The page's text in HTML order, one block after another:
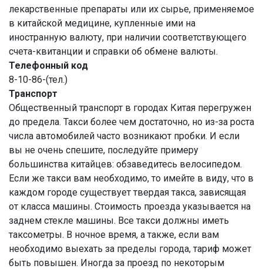
лекарственные препараты или их сырье, применяемое
в китайской медицине, купленные ими на
иностранную валюту, при наличии соответствующего
счета-квитанции и справки об обмене валюты.
Телефонный код
8-10-86-(тел.)
Транспорт
Общественный транспорт в городах Китая перегружен
до предела. Такси более чем достаточно, но из-за роста
числа автомобилей часто возникают пробки. И если
вы не очень спешите, последуйте примеру
большинства китайцев: обзаведитесь велосипедом.
Если же такси вам необходимо, то имейте в виду, что в
каждом городе существует твердая такса, зависящая
от класса машины. Стоимость проезда указывается на
заднем стекле машины. Все такси должны иметь
таксометры. В ночное время, а также, если вам
необходимо выехать за пределы города, тариф может
быть повышен. Иногда за проезд по некоторым